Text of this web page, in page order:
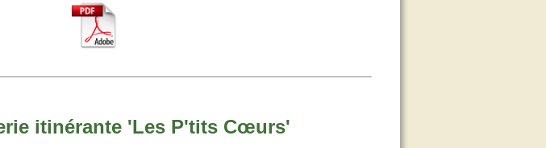
itinérante 'Les P'tits Cœurs'